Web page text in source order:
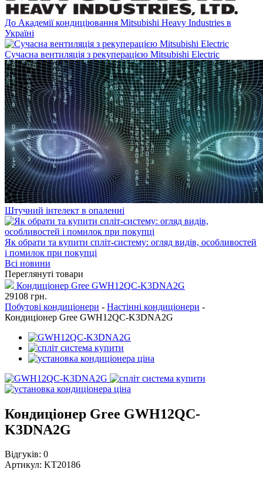
До Академії кондиціювання Mitsubishi Heavy Industries в
Україні
Сучасна вентиляція з рекуперацією Mitsubishi Electric
Штучний інтелект в опаленні
Як обрати та купити спліт-систему: огляд видів, особливостей
і помилок при покупці
Всі новини
Переглянуті товари
Кондиціонер Gree GWH12QC-K3DNA2G
29108 грн.
Побутові кондиціонери - Настінні кондиціонери -
Кондиціонер Gree GWH12QC-K3DNA2G
Кондиціонер Gree GWH12QC-
K3DNA2G
Відгуків: 0
Артикул: KT20186